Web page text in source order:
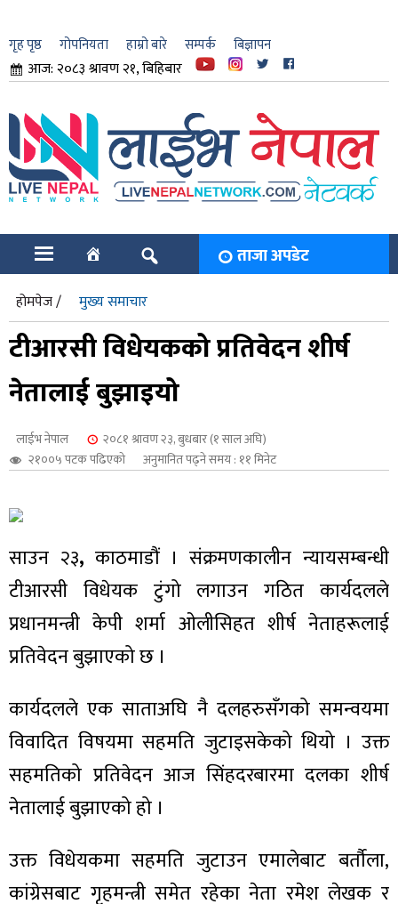
गृह पृष्ठ गोपनियता हाम्रो बारे सम्पर्क बिज्ञापन
आज: २०८३ श्रावण २१, बिहिबार
ताजा अपडेट
होमपेज / मुख्य समाचार
टीआरसी विधेयकको प्रतिवेदन शीर्ष
नेतालाई बुझाइयो
लाईभ नेपाल
२०८१ श्रावण २३, बुधबार (१ साल अघि)
२१००५ पटक पढिएको
अनुमानित पढ्ने समय : ११ मिनेट
साउन २३,काठमाडौं । संक्रमणकालीन न्यायसम्बन्धी
टीआरसी विधेयक टुंगो लगाउन गठित कार्यदलले
प्रधानमन्त्री केपी शर्मा ओलीसिहत शीर्ष नेताहरूलाई
प्रतिवेदन बुझाएको छ ।
कार्यदलले एक साताअघि नै दलहरुसँगको समन्वयमा
विवादित विषयमा सहमति जुटाइसकेको थियो । उक्त
सहमतिको प्रतिवेदन आज सिंहदरबारमा दलका शीर्ष
नेतालाई बुझाएको हो ।
उक्त विधेयकमा सहमति जुटाउन एमालेबाट बर्तौला,
कांग्रेसबाट गृहमन्त्री समेत रहेका नेता रमेश लेखक र